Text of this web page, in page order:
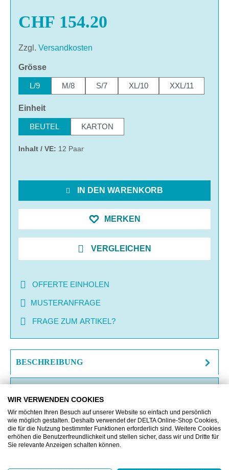
CHF 154.20
Zzgl. Versandkosten
Grösseauswählen
L/9 M/8 S/7 XL/10 XXL/11
Einheitauswählen
BEUTEL KARTON
Inhalt / VE: 12 Paar
IN DEN WARENKORB
MERKEN
VERGLEICHEN
OFFERTE EINHOLEN
MUSTERANFRAGE
FRAGE ZUM ARTIKEL?
BESCHREIBUNG
DOWNLOAD
WIR VERWENDEN COOKIES
Wir möchten Ihren Besuch auf unserer Website so einfach und persönlich
wie möglich gestalten. Deshalb verwendet der DELTA Online-Shop Cookies,
die für die Nutzung bestimmter Funktionen erforderlich sind. Weitere Cookies
erhöhen die Benutzerfreundlichkeit und stellen sicher, dass wir und Dritte für
Sie relevante Anzeigen schalten können.